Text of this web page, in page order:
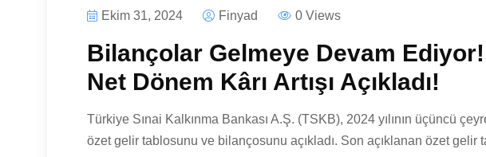
Ekim 31, 2024 Finyad 0 Views
Bilançolar Gelmeye Devam
Net Dönem Kârı Artışı Açıkladı!
Türkiye Sınai Kalkınma Bankası A.Ş. (TSKB), 2024 yılının üçüncü
özet gelir tablosunu ve bilançosunu açıkladı. Son açıklanan özet gelir